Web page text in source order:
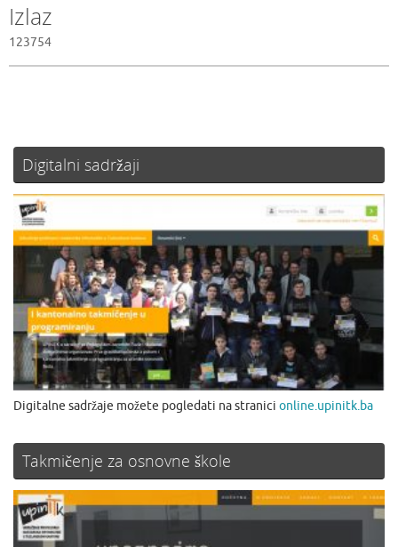
Izlaz
123754
Digitalni sadržaji
Digitalne sadržaje možete pogledati na stranici online.upinitk.ba
Takmičenje za osnovne škole